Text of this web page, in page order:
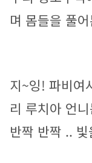
며 몸들을 풀
지~잉! 파비여
리 루치아 언
반짝 반짝 ..